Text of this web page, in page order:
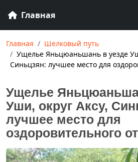
Главная
Главная
Шелковый путь
Ущелье Яньцюаньшань в уезде
Синьцзян: лучшее место для
Ущелье
Уши, округ Аксу,
лучшее место для
оздоровительного